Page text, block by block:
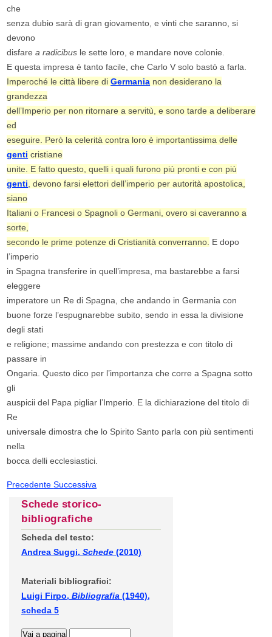
che
senza dubio sarà di gran giovamento, e vinti che saranno, si
devono
disfarea radicibus le sette loro, e mandare nove colonie.
E questa impresa è tanto facile, che Carlo V solo bastò a farla.
Imperoché le città libere diGermania non desiderano la
grandezza
dell’Imperio per non ritornare a servitù, e sono tarde a deliberare
ed
eseguire. Però la celerità contra loro è importantissima delle
genti cristiane
unite. E fatto questo, quelli i quali furono più pronti e con più
genti, devono farsi elettori dell’imperio per autorità apostolica,
siano
Italiani o Francesi o Spagnoli o Germani, overo si caveranno a
sorte,
secondo le prime potenze di Cristianità converranno. E dopo
l’imperio
in Spagna transferire in quell’impresa, ma bastarebbe a farsi
eleggere
imperatore un Re di Spagna, che andando in Germania con
buone forze l’espugnarebbe subito, sendo in essa la divisione
degli stati
e religione; massime andando con prestezza e con titolo di
passare in
Ongaria. Questo dico per l’importanza che corre a Spagna sotto
gli
auspicii del Papa pigliar l’Imperio. E la dichiarazione del titolo di
Re
universale dimostra che lo Spirito Santo parla con più sentimenti
nella
bocca delli ecclesiastici.
PrecedenteSuccessiva
Schede storico-
bibliografiche
Scheda del testo:
Andrea Suggi, Schede (2010)
Materiali bibliografici:
Luigi Firpo, Bibliografia (1940),
scheda 5